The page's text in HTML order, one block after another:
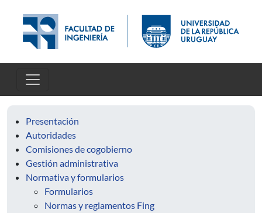
Presentación
Autoridades
Comisiones de cogobierno
Gestión administrativa
Normativa y formularios
Formularios
Normas y reglamentos Fing